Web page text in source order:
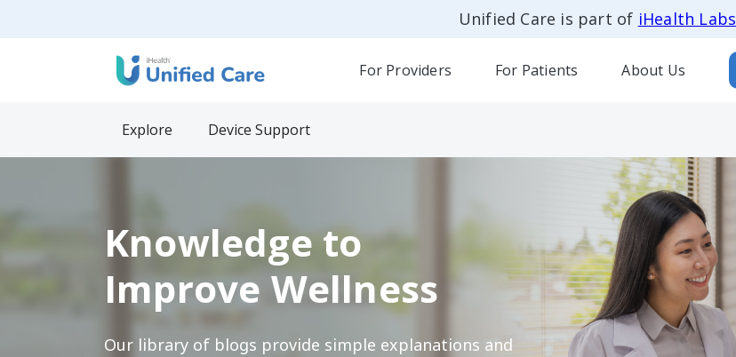
Unified Care is part of iHealth Labs
For Providers For Patients About Us
Explore Device Support
Knowledge to
Improve Wellness
Our library of blogs provide simple explanations and